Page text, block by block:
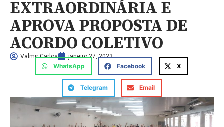
EXTRAORDINÁRIA E
APROVA PROPOSTA DE
ACORDO COLETIVO
Valmir Carlos janeiro 27, 2023
WhatsApp Facebook X
Telegram Email